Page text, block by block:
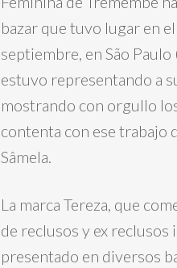
bazar que tuvo lugar en
septiembre, en São Paulo
estuvo representando a
mostrando con orgullo
contenta con ese trabajo
Sâmela.
La marca Tereza, que
de reclusos y ex
presentado en diversos